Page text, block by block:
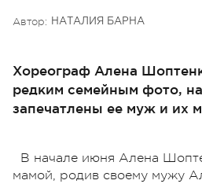
Автор: НАТАЛИЯ БАРНА
Хореограф Алена
редким семейным фото,
запечатлены ее муж и их
В начале июня Алена
мамой, родив своему мужу